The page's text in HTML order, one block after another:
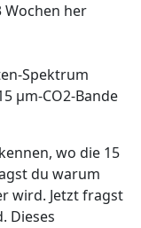
Wochen her
Spektrum
µm-CO2-Bande
wo die 15
du warum
wird. Jetzt fragst
Dieses